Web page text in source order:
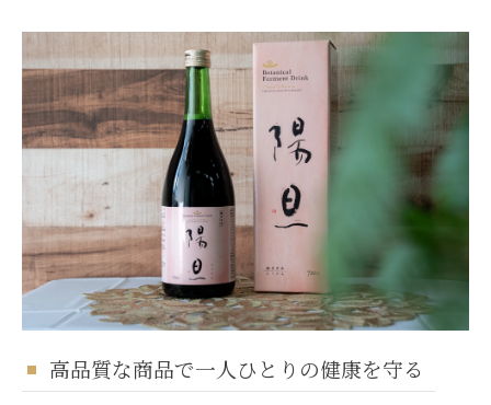
高品質な商品で一人ひとりの健康を守る